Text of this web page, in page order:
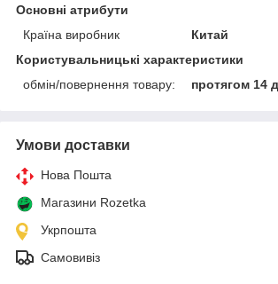
Основні атрибути
Країна виробник
Китай
Користувальницькі характеристики
обмін/повернення товару:
протягом 14
Умови доставки
Нова Пошта
Магазини Rozetka
Укрпошта
Самовивіз